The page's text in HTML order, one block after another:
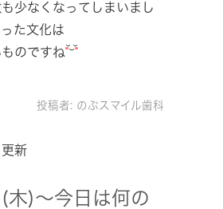
少なくなってしまいまし
た文化は
のですね
投稿者: のぶスマイル歯科
新
)～今日は何の